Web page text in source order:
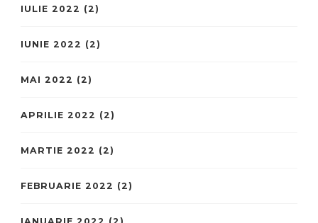
IULIE 2022 (2)
IUNIE 2022 (2)
MAI 2022 (2)
APRILIE 2022 (2)
MARTIE 2022 (2)
FEBRUARIE 2022 (2)